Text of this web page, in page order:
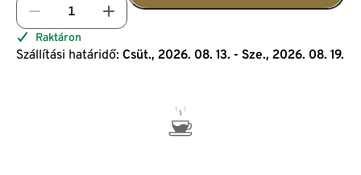
Raktáron
Szállítási határidő: Csüt., 2026. 08. 13. - Sze., 2026. 08. 19.